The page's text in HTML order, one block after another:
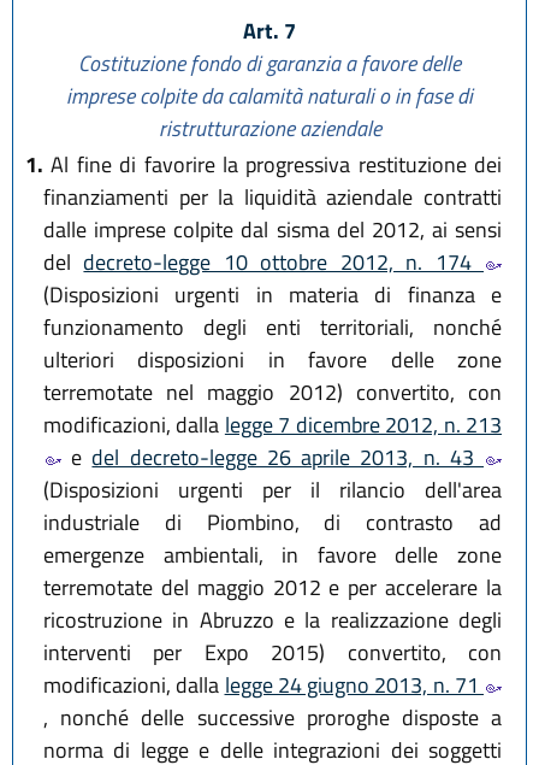
Art. 7
Costituzione fondo di garanzia a favore delle
imprese colpite da calamità naturali o in fase di
ristrutturazione aziendale
1. Al fine di favorire la progressiva restituzione dei
finanziamenti per la liquidità aziendale contratti
dalle imprese colpite dal sisma del 2012, ai sensi
del decreto-legge 10 ottobre 2012, n. 174
(Disposizioni urgenti in materia di finanza e
funzionamento degli enti territoriali, nonché
ulteriori disposizioni in favore delle zone
terremotate nel maggio 2012) convertito, con
modificazioni, dalla legge 7 dicembre 2012, n. 213
e del decreto-legge 26 aprile 2013, n. 43
(Disposizioni urgenti per il rilancio dell'area
industriale di Piombino, di contrasto ad
emergenze ambientali, in favore delle zone
terremotate del maggio 2012 e per accelerare la
ricostruzione in Abruzzo e la realizzazione degli
interventi per Expo 2015) convertito, con
modificazioni, dalla legge 24 giugno 2013, n. 71
, nonché delle successive proroghe disposte a
norma di legge e delle integrazioni dei soggetti